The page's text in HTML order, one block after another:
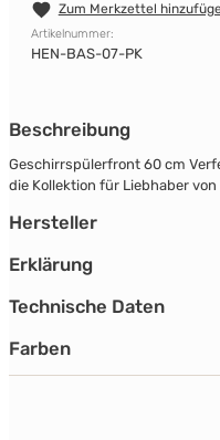
Zum Merkzettel
Artikelnummer:
HEN-BAS-07-PK
Beschreibung
Geschirrspülerfront 60 cm
die Kollektion für Liebhaber
Hersteller
Erklärung
Technische Daten
Farben